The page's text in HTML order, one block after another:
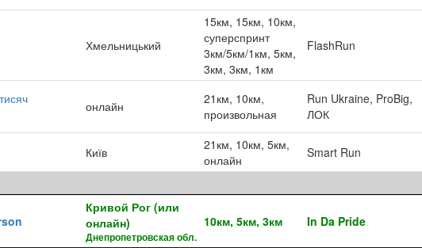
Хмельницький
15км, 15км, 10км,
суперспринт
3км/5км/1км, 5км,
3км, 3км, 1км
FlashRun
онлайн
21км, 10км,
произвольная
Run Ukraine, ProBig,
ЛОК
Київ
21км, 10км, 5км,
онлайн
Smart Run
Кривой Рог (или
онлайн)
Днепропетровская обл.
10км, 5км, 3км In Da Pride